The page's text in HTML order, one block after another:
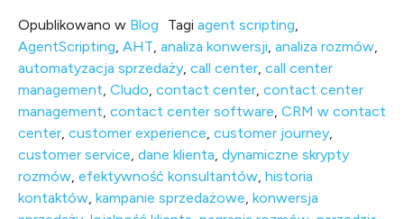
Opublikowano w Blog Tagi agent scripting,
AgentScripting, AHT, analiza konwersji, analiza rozmów,
automatyzacja sprzedaży, call center, call center
management, Cludo, contact center, contact center
management, contact center software, CRM w contact
center, customer experience, customer journey,
customer service, dane klienta, dynamiczne skrypty
rozmów, efektywność konsultantów, historia
kontaktów, kampanie sprzedażowe, konwersja